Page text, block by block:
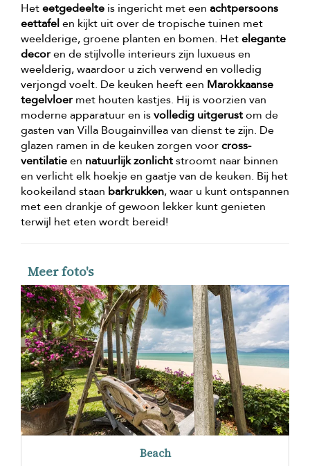
Heteetgedeelte is ingericht met een achtpersoons
eettafelen kijkt uit over de tropische tuinen met
weelderige, groene planten en bomen. Hetelegante
decoren de stijlvolle interieurs zijn luxueus en
weelderig, waardoor u zich verwend en volledig
verjongd voelt. De keuken heeft een Marokkaanse
tegelvloer met houten kastjes. Hij is voorzien van
moderne apparatuur en isvolledig uitgerustom de
gasten van Villa Bougainvillea van dienst te zijn. De
glazen ramen in de keuken zorgen voorcross-
ventilatieen natuurlijk zonlichtstroomt naar binnen
en verlicht elk hoekje en gaatje van de keuken. Bij het
kookeiland staan barkrukken, waar u kunt ontspannen
met een drankje of gewoon lekker kunt genieten
terwijl het eten wordt bereid!
Meer foto's
Beach